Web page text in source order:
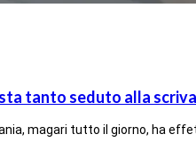
tanto seduto alla
magari tutto il giorno, ha